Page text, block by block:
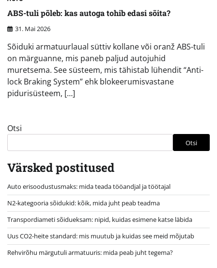
ABS-tuli põleb: kas autoga tohib edasi sõita?
31. Mai 2026
Sõiduki armatuurlaual süttiv kollane või oranž ABS-tuli
on märguanne, mis paneb paljud autojuhid
muretsema. See süsteem, mis tähistab lühendit “Anti-
lock Braking System” ehk blokeerumisvastane
pidurisüsteem, […]
Otsi
Otsi
Värsked postitused
Auto erisoodustusmaks: mida teada tööandjal ja töötajal
N2-kategooria sõidukid: kõik, mida juht peab teadma
Transpordiameti sõidueksam: nipid, kuidas esimene katse läbida
Uus CO2-heite standard: mis muutub ja kuidas see meid mõjutab
Rehvirõhu märgutuli armatuuris: mida peab juht tegema?